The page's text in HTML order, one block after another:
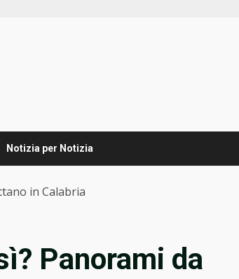
Notizia per Notizia
in Calabria
Panorami da